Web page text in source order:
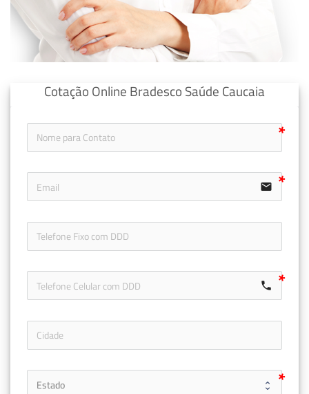
Cotação Online Bradesco Saúde Caucaia
email
call